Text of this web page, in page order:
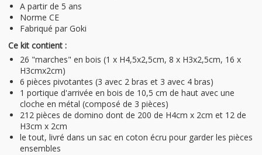
A partir de 5 ans
Norme CE
Fabriqué par Goki
Ce kit contient :
26 "marches" en bois (1 x H4,5x2,5cm, 8 x H3x2,5cm, 16 x
H3cmx2cm)
6 pièces pivotantes (3 avec 2 bras et 3 avec 4 bras)
1 portique d'arrivée en bois de 10,5 cm de haut avec une
cloche en métal (composé de 3 pièces)
212 pièces de domino dont de 200 de H4cm x 2cm et 12 de
H3cm x 2cm
le tout, livré dans un sac en coton écru pour garder les pièces
ensembles